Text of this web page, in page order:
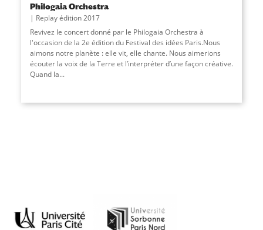
Philogaia Orchestra
Replay édition 2017
Revivez le concert donné par le Philogaia Orchestra à
l'occasion de la 2e édition du Festival des idées Paris.Nous
aimons notre planète : elle vit, elle chante. Nous aimerions
écouter la voix de la Terre et lʼinterpréter dʼune façon créative.
Quand la...